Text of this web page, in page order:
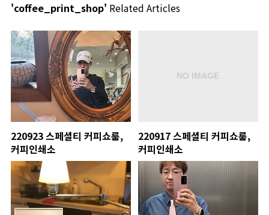
'coffee_print_shop' Related Articles
220923 스페셜티 커피쇼룸,
커피인쇄소
220917 스페셜티 커피쇼룸,
커피인쇄소